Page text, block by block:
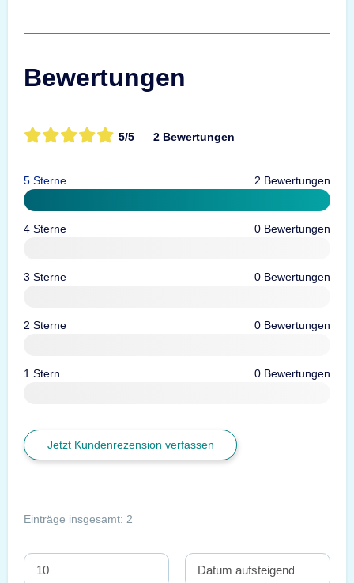
Bewertungen
5/5 2 Bewertungen
5 Sterne 2 Bewertungen
4 Sterne 0 Bewertungen
3 Sterne 0 Bewertungen
2 Sterne 0 Bewertungen
1 Stern 0 Bewertungen
Jetzt Kundenrezension verfassen
Einträge insgesamt: 2